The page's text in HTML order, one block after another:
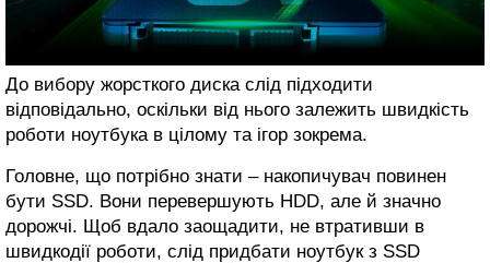
До вибору жорсткого диска слід підходити
відповідально, оскільки від нього залежить швидкість
роботи ноутбука в цілому та ігор зокрема.
Головне, що потрібно знати – накопичувач повинен
бути SSD. Вони перевершують HDD, але й значно
дорожчі. Щоб вдало заощадити, не втративши в
швидкодії роботи, слід придбати ноутбук з SSD